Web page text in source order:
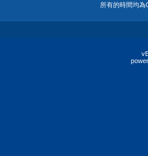
所有的時間均為